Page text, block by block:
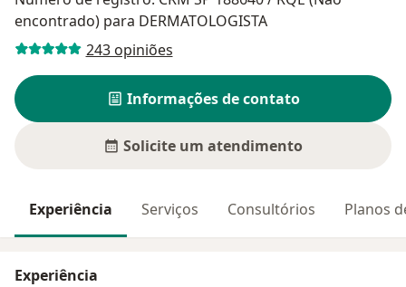
encontrado) para DERMATOLOGISTA
243 opiniões
Informações de contato
Solicite um atendimento
Experiência Serviços Consultórios Planos
Experiência